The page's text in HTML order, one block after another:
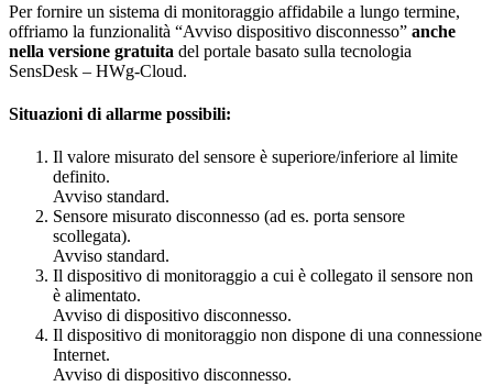
Per fornire un sistema di monitoraggio affidabile a lungo termine,
offriamo la funzionalità “Avviso dispositivo disconnesso” anche
nella versione gratuita del portale basato sulla tecnologia
SensDesk – HWg-Cloud.
Situazioni di allarme possibili:
Il valore misurato del sensore è superiore/inferiore al limite
definito.
Avviso standard.
Sensore misurato disconnesso (ad es. porta sensore
scollegata).
Avviso standard.
Il dispositivo di monitoraggio a cui è collegato il sensore non
è alimentato.
Avviso di dispositivo disconnesso.
Il dispositivo di monitoraggio non dispone di una connessione
Internet.
Avviso di dispositivo disconnesso.